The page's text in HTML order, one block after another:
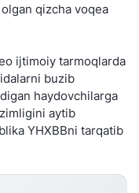
qizcha voqea
ijtimoiy tarmoqlarda
buzib
haydovchilarga
aytib
YHXBBni tarqatib